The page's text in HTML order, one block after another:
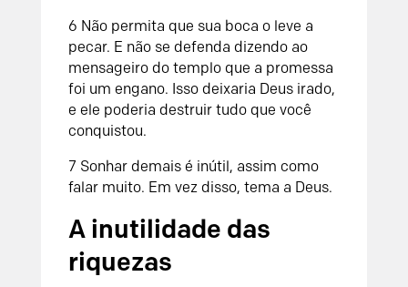
6 Não permita que sua boca o leve a
pecar. E não se defenda dizendo ao
mensageiro do templo que a promessa
foi um engano. Isso deixaria Deus irado,
e ele poderia destruir tudo que você
conquistou.
7 Sonhar demais é inútil, assim como
falar muito. Em vez disso, tema a Deus.
A inutilidade das
riquezas